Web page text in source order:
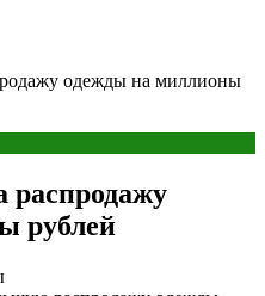
одежды на миллионы
распродажу
рублей